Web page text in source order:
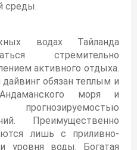
среды.
водах Тайланда
стремительно
активного отдыха.
обязан теплым и
моря и
Преимущественно
лишь с приливно-
уровня воды. Богатая